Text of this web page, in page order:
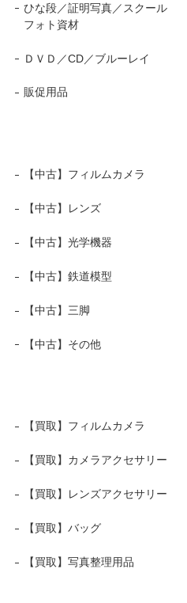
ひな段／証明写真／スクール
フォト資材
ＤＶＤ／CD／ブルーレイ
販促用品
【中古】フィルムカメラ
【中古】レンズ
【中古】光学機器
【中古】鉄道模型
【中古】三脚
【中古】その他
【買取】フィルムカメラ
【買取】カメラアクセサリー
【買取】レンズアクセサリー
【買取】バッグ
【買取】写真整理用品